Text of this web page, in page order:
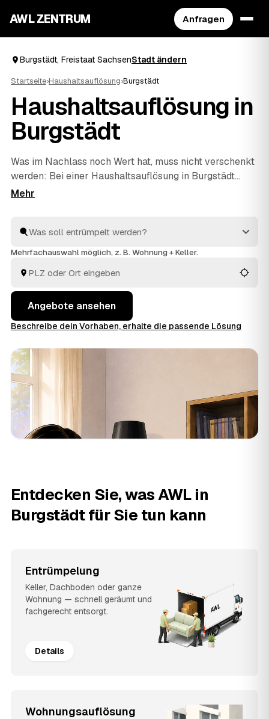
AWL ZENTRUM Anfragen
Burgstädt, Freistaat SachsenStadt ändern
Startseite›Haushaltsauflösung›Burgstädt
Haushaltsauflösung in
Burgstädt
Was im Nachlass noch Wert hat, muss nicht verschenkt
werden: Bei einer Haushaltsauflösung in Burgstädt
rechnen geprüfte Anbieter verwertbare Möbel,
dafür mehrere Festpreis-Angebote zum Vergleichen.
Die Profis räumen den ganzen Hausstand, behandeln
fachgerecht. So holen Sie in Freistaat Sachsen das faire
Angebot heraus, statt sich auf den erstbesten Betrieb
zu verlassen.
Mehrfachauswahl möglich, z. B. Wohnung + Keller.
Angebote ansehen
Beschreibe dein Vorhaben, erhalte die passende Lösung
Entdecken Sie, was AWL in
Burgstädt für Sie tun kann
Entrümpelung
Keller, Dachboden oder ganze
Wohnung — schnell geräumt und
fachgerecht entsorgt.
Details
Wohnungsauflösung